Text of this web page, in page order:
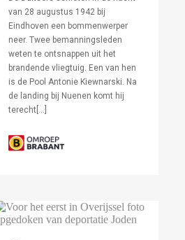
van 28 augustus 1942 bij
Eindhoven een bommenwerper
neer. Twee bemanningsleden
weten te ontsnappen uit het
brandende vliegtuig. Een van hen
is de Pool Antonie Kiewnarski. Na
de landing bij Nuenen komt hij
terecht[…]